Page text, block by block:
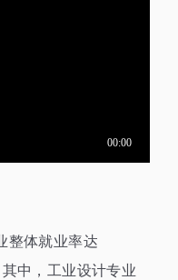
整体就业率达
中，工业设计专业